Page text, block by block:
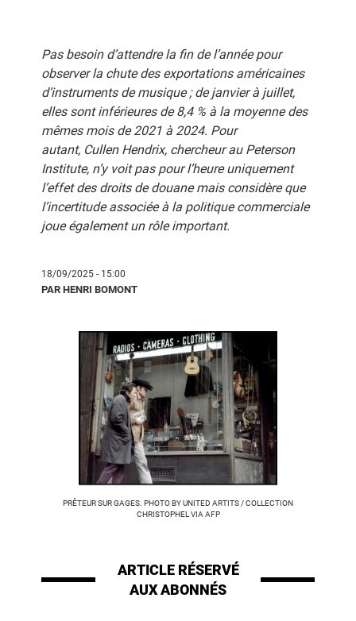
Pas besoin d’attendre la fin de l’année pour
observer la chute des exportations américaines
d’instruments de musique ; de janvier à juillet,
elles sont inférieures de 8,4 % à la moyenne des
mêmes mois de 2021 à 2024. Pour
autant, Cullen Hendrix, chercheur au Peterson
Institute, n’y voit pas pour l’heure uniquement
l’effet des droits de douane mais considère que
l’incertitude associée à la politique commerciale
joue également un rôle important.
18/09/2025 - 15:00
PAR HENRI BOMONT
PRÊTEUR SUR GAGES. PHOTO BY UNITED ARTITS / COLLECTION
CHRISTOPHEL VIA AFP
ARTICLE RÉSERVÉ
AUX ABONNÉS